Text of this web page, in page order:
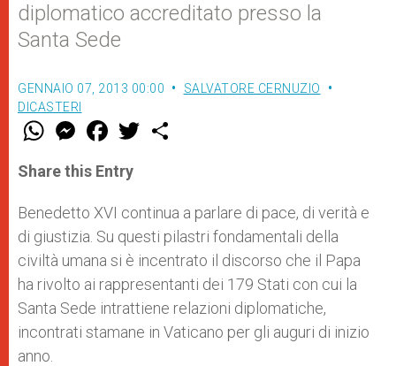
diplomatico accreditato presso la
Santa Sede
GENNAIO 07, 2013 00:00
SALVATORE CERNUZIO
DICASTERI
W
t
s
p
p
M
e
s
e
g
e
r
F
a
e
b
o
k
w
r
Share this Entry
Benedetto XVI continua a parlare di pace, di verità e
di giustizia. Su questi pilastri fondamentali della
civiltà umana si è incentrato il discorso che il Papa
ha rivolto ai rappresentanti dei 179 Stati con cui la
Santa Sede intrattiene relazioni diplomatiche,
incontrati stamane in Vaticano per gli auguri di inizio
anno.